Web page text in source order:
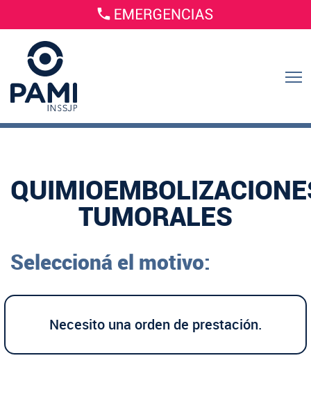
TUMORALES
Seleccioná el motivo:
Necesito una orden de prestación.